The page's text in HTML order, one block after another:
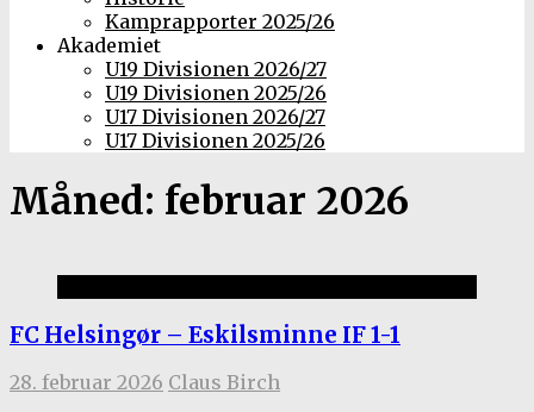
Kamprapporter 2025/26
Akademiet
U19 Divisionen 2026/27
U19 Divisionen 2025/26
U17 Divisionen 2026/27
U17 Divisionen 2025/26
Måned: februar 2026
FC Helsingør – Eskilsminne IF 1-1
28. februar 2026 Claus Birch